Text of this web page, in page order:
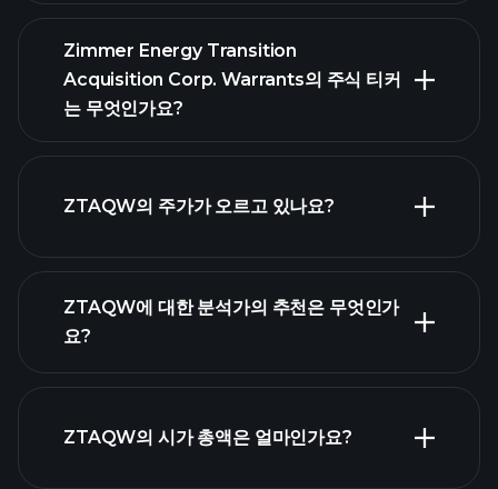
고급 차트
Zimmer Energy Transition
Acquisition Corp. Warrants의 주식 티커
는 무엇인가요?
ZTAQW의 주가가 오르고 있나요?
트
ZTAQW에 대한 분석가의 추천은 무엇인가
요?
ZTAQW의 시가 총액은 얼마인가요?